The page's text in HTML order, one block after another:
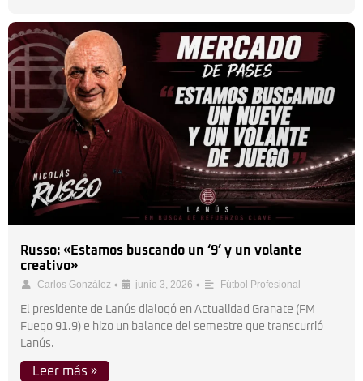
Russo: «Estamos buscando un ‘9’ y un volante
creativo»
Carlos González • junio 3, 2026 • Fútbol Profesional
El presidente de Lanús dialogó en Actualidad Granate (FM
Fuego 91.9) e hizo un balance del semestre que transcurrió
Lanús.
Leer más »